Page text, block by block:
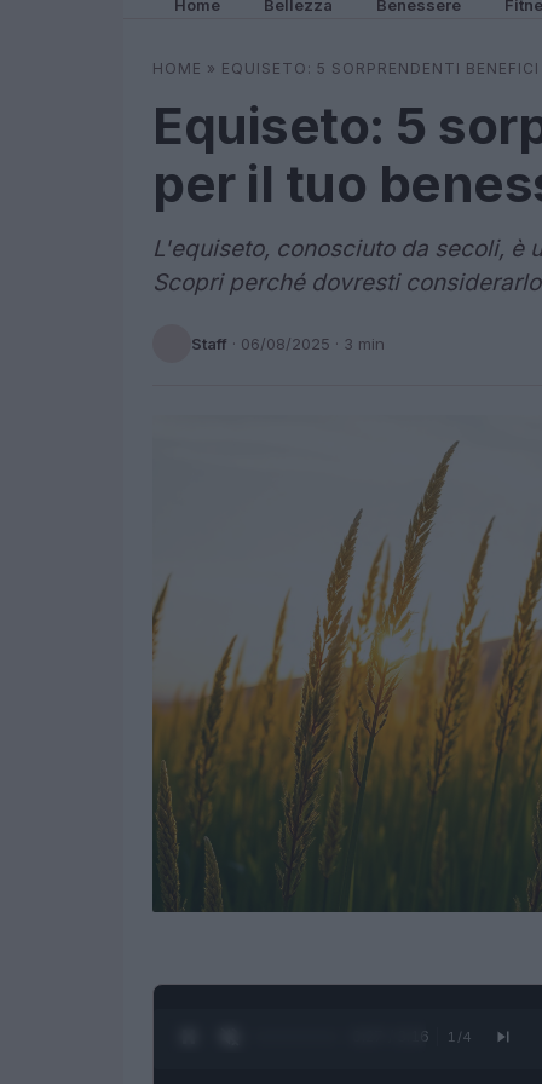
Home Bellezza Benessere
HOME » EQUISETO: 5 SORPRENDENTI
Equiseto: 5
per il tuo
L'equiseto, conosciuto da secoli, è
Scopri perché dovresti
Staff · 06/08/2025 · 3 min
0:28 / 3:16 1 /4